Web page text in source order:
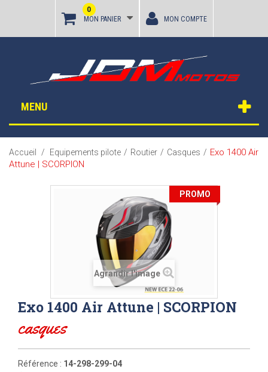
MON PANIER
0
MON COMPTE
MENU
Accueil / Equipements pilote / Routier / Casques / Exo 1400 Air
Attune | SCORPION
PROMO
Agrandir l'image
Exo 1400 Air Attune | SCORPION
casques
Référence : 14-298-299-04